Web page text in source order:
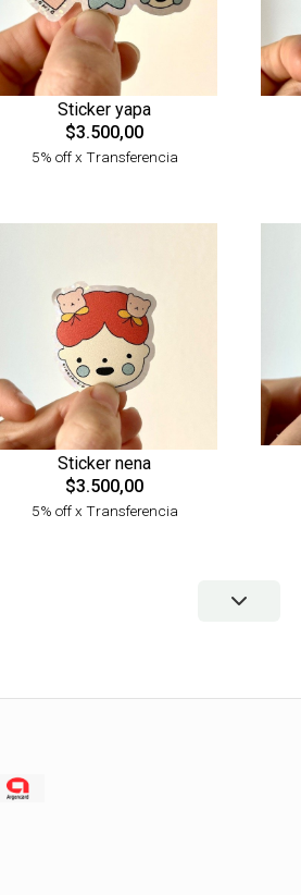
Sticker yapa
$3.500,00
5% off x Transferencia
Sticker nena
$3.500,00
5% off x Transferencia